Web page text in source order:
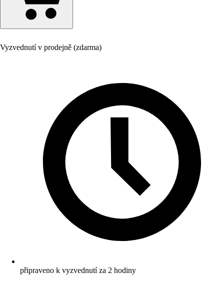
Vyzvednutí v prodejně (zdarma)
připraveno k vyzvednutí za 2 hodiny